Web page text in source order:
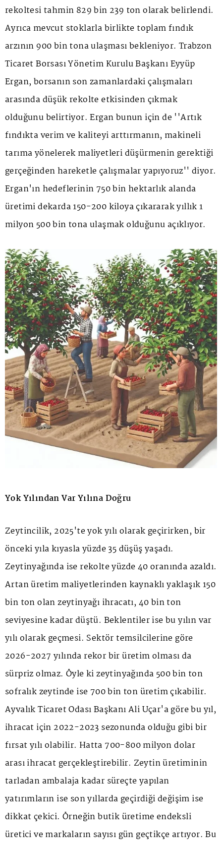
rekoltesi tahmin 829 bin 239 ton olarak belirlendi.
Ayrıca mevcut stoklarla birlikte toplam fındık
arzının 900 bin tona ulaşması bekleniyor. Trabzon
Ticaret Borsası Yönetim Kurulu Başkanı Eyyüp
Ergan, borsanın son zamanlardaki çalışmaları
arasında düşük rekolte etkisinden çıkmak
olduğunu belirtiyor. Ergan bunun için de ''Artık
fındıkta verim ve kaliteyi arttırmanın, makineli
tarıma yönelerek maliyetleri düşürmenin gerektiği
gerçeğinden hareketle çalışmalar yapıyoruz'' diyor.
Ergan'ın hedeflerinin 750 bin hektarlık alanda
üretimi dekarda 150-200 kiloya çıkararak yıllık 1
milyon 500 bin tona ulaşmak olduğunu açıklıyor.
Yok Yılından Var Yılına Doğru
Zeytincilik, 2025'te yok yılı olarak geçirirken, bir
önceki yıla kıyasla yüzde 35 düşüş yaşadı.
Zeytinyağında ise rekolte yüzde 40 oranında azaldı.
Artan üretim maliyetlerinden kaynaklı yaklaşık 150
bin ton olan zeytinyağı ihracatı, 40 bin ton
seviyesine kadar düştü. Beklentiler ise bu yılın var
yılı olarak geçmesi. Sektör temsilcilerine göre
2026-2027 yılında rekor bir üretim olması da
sürpriz olmaz. Öyle ki zeytinyağında 500 bin ton
sofralık zeytinde ise 700 bin ton üretim çıkabilir.
Ayvalık Ticaret Odası Başkanı Ali Uçar'a göre bu yıl,
ihracat için 2022-2023 sezonunda olduğu gibi bir
fırsat yılı olabilir. Hatta 700-800 milyon dolar
arası ihracat gerçekleştirebilir. Zeytin üretiminin
tarladan ambalaja kadar süreçte yapılan
yatırımların ise son yıllarda geçirdiği değişim ise
dikkat çekici. Örneğin butik üretime endeksli
üretici ve markaların sayısı gün geçtikçe artıyor. Bu